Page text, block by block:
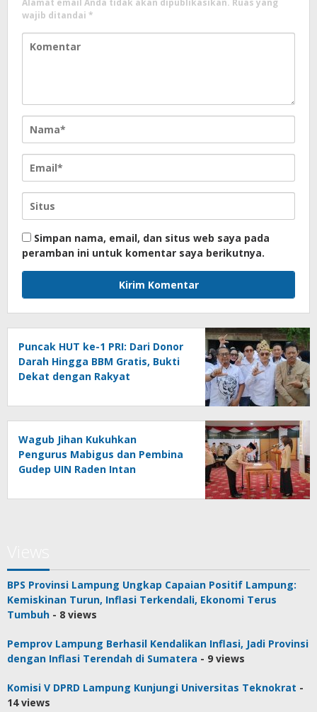
Alamat email Anda tidak akan dipublikasikan. Ruas yang
wajib ditandai *
Simpan nama, email, dan situs web saya pada
peramban ini untuk komentar saya berikutnya.
Puncak HUT ke-1 PRI: Dari Donor
Darah Hingga BBM Gratis, Bukti
Dekat dengan Rakyat
Wagub Jihan Kukuhkan
Pengurus Mabigus dan Pembina
Gudep UIN Raden Intan
BPS Provinsi Lampung Ungkap Capaian Positif Lampung:
Kemiskinan Turun, Inflasi Terkendali, Ekonomi Terus
Tumbuh - 8 views
Pemprov Lampung Berhasil Kendalikan Inflasi, Jadi Provinsi
dengan Inflasi Terendah di Sumatera - 9 views
Komisi V DPRD Lampung Kunjungi Universitas Teknokrat -
14 views